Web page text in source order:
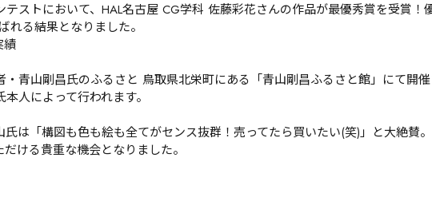
ストにおいて、HAL名古屋 CG学科 佐藤彩花さんの作品が最優秀賞を受賞！
れる結果となりました。
績
青山剛昌氏のふるさと 鳥取県北栄町にある「青山剛昌ふるさと館」にて開
人によって行われます。
は「構図も色も絵も全てがセンス抜群！売ってたら買いたい(笑)」と大絶賛
ける貴重な機会となりました。